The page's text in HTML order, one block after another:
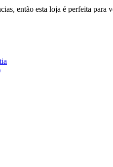
então esta loja é perfeita